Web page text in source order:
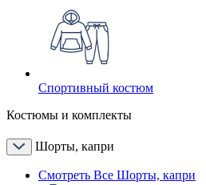
Спортивный костюм
Костюмы и комплекты
Шорты, капри
Смотреть Все Шорты, капри